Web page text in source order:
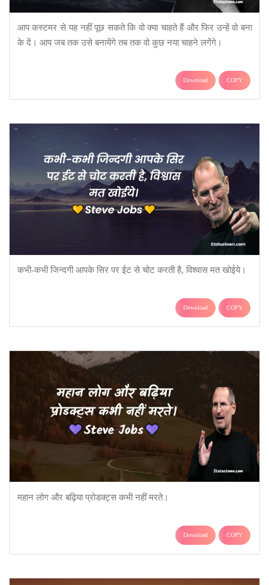
आप कस्टमर से यह नहीं पूछ सकते कि वो क्या चाहते हैं और फिर उन्हें वो बना
के दें। आप जब तक उसे बनायेंगे तब तक वो कुछ नया चाहने लगेंगे।
Download COPY
कभी-कभी जिन्दगी आपके सिर पर ईट से चोट करती है, विश्वास मत खोईये।
Download COPY
महान लोग और बढ़िया प्रोडक्ट्स कभी नहीं मरते।
Download COPY